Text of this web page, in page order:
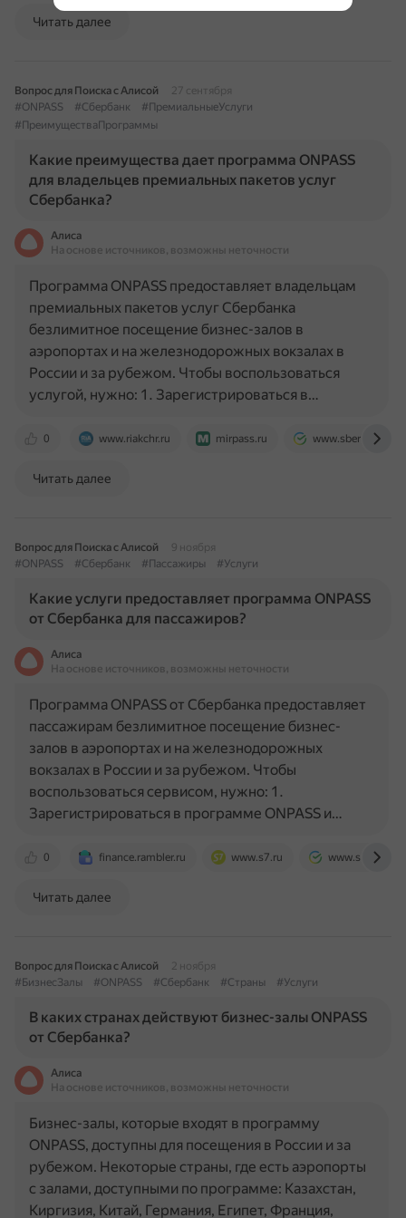
Читать далее
Вопрос для Поиска с Алисой
27 сентября
#ONPASS
#Сбербанк
#ПремиальныеУслуги
#ПреимуществаПрограммы
Какие преимущества дает программа ONPASS
для владельцев премиальных пакетов услуг
Сбербанка?
Алиса
На основе источников, возможны неточности
0 www.riakchr.ru mirpass.ru www.sberbank.ru
Программа ONPASS предоставляет владельцам
премиальных пакетов услуг Сбербанка
безлимитное посещение бизнес-залов в
аэропортах и на железнодорожных вокзалах в
России и за рубежом. Чтобы воспользоваться
услугой, нужно: 1. Зарегистрироваться в…
Читать далее
Вопрос для Поиска с Алисой
9 ноября
#ONPASS
#Сбербанк #Пассажиры #Услуги
Какие услуги предоставляет программа ONPASS
от Сбербанка для пассажиров?
Алиса
На основе источников, возможны неточности
0 finance.rambler.ru www.s7.ru
Программа ONPASS от Сбербанка предоставляет
пассажирам безлимитное посещение бизнес-
залов в аэропортах и на железнодорожных
вокзалах в России и за рубежом. Чтобы
воспользоваться сервисом, нужно: 1.
Зарегистрироваться в программе ONPASS и…
Читать далее
Вопрос для Поиска с Алисой
2 ноября
#БизнесЗалы
#ONPASS #Сбербанк #Страны #Услуги
В каких странах действуют бизнес-залы ONPASS
от Сбербанка?
Алиса
На основе источников, возможны неточности
Бизнес-залы, которые входят в программу
ONPASS, доступны для посещения в России и за
рубежом. Некоторые страны, где есть аэропорты
с залами, доступными по программе: Казахстан,
Киргизия, Китай, Германия, Египет, Франция,